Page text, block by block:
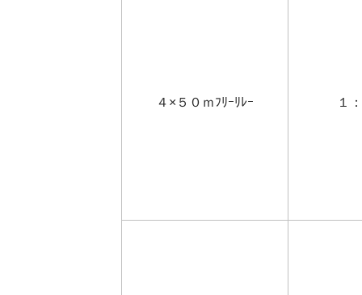
４×５０ｍﾌﾘｰﾘﾚｰ １